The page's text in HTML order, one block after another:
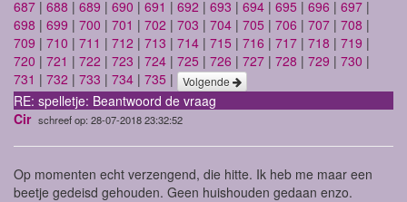
687 | 688 | 689 | 690 | 691 | 692 | 693 | 694 | 695 | 696 | 697 |
698 | 699 | 700 | 701 | 702 | 703 | 704 | 705 | 706 | 707 | 708 |
709 | 710 | 711 | 712 | 713 | 714 | 715 | 716 | 717 | 718 | 719 |
720 | 721 | 722 | 723 | 724 | 725 | 726 | 727 | 728 | 729 | 730 |
731 | 732 | 733 | 734 | 735 | Volgende
RE: spelletje: Beantwoord de vraag
Cir schreef op: 28-07-2018 23:32:52
Op momenten echt verzengend, die hitte. Ik heb me maar een
beetje gedeisd gehouden. Geen huishouden gedaan enzo.